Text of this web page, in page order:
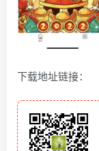
下载地址链接：